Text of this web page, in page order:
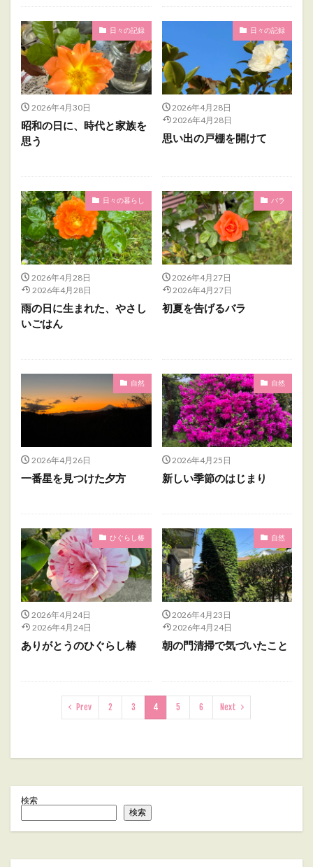
日々の記録
2026年4月30日
昭和の日に、時代と家族を
思う
日々の記録
2026年4月28日
2026年4月28日
思い出の戸棚を開けて
日々の暮らし
2026年4月28日
2026年4月28日
雨の日に生まれた、やさし
いごはん
バラ
2026年4月27日
2026年4月27日
初夏を告げるバラ
自然
2026年4月26日
一番星を見つけた夕方
自然
2026年4月25日
新しい季節のはじまり
ひぐらし椿
2026年4月24日
2026年4月24日
ありがとうのひぐらし椿
自然
2026年4月23日
2026年4月24日
朝の門清掃で気づいたこと
Prev 2 3 4 5 6 Next
検索
検索